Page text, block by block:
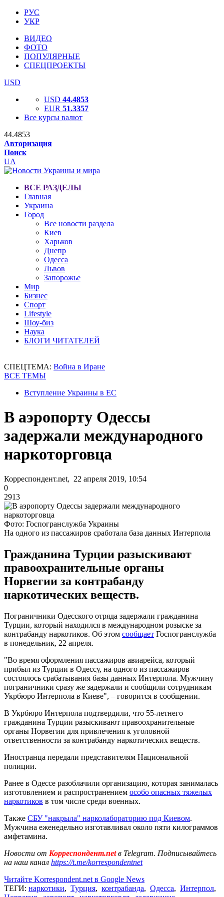
РУС
УКР
ВИДЕО
ФОТО
ПОПУЛЯРНЫЕ
СПЕЦПРОЕКТЫ
USD
USD 44.4853
EUR 51.3357
Все курсы валют
44.4853
Авторизация
Поиск
UA
ВСЕ РАЗДЕЛЫ
Главная
Украина
Город
Все новости раздела
Киев
Харьков
Днепр
Одесса
Львов
Запорожье
Мир
Бизнес
Спорт
Lifestyle
Шоу-биз
Наука
БЛОГИ ЧИТАТЕЛЕЙ
СПЕЦТЕМА: Война в Иране
ВСЕ ТЕМЫ
Вступление Украины в ЕС
В аэропорту Одессы
задержали международного
наркоторговца
Корреспондент.net, 22 апреля 2019, 10:54
0
2913
Фото: Госпогранслужба Украины
На одного из пассажиров сработала база данных Интерпола
Гражданина Турции разыскивают
правоохранительные органы
Норвегии за контрабанду
наркотических веществ.
Пограничники Одесского отряда задержали гражданина
Турции, который находился в международном розыске за
контрабанду наркотиков. Об этом сообщает Госпогранслужба
в понедельник, 22 апреля.
"Во время оформления пассажиров авиарейса, который
прибыл из Турции в Одессу, на одного из пассажиров
состоялось срабатывания базы данных Интерпола. Мужчину
пограничники сразу же задержали и сообщили сотрудникам
Укрбюро Интерпола в Киеве", – говорится в сообщении.
В Укрбюро Интерпола подтвердили, что 55-летнего
гражданина Турции разыскивают правоохранительные
органы Норвегии для привлечения к уголовной
ответственности за контрабанду наркотических веществ.
Иностранца передали представителям Национальной
полиции.
Ранее в Одессе разоблачили организацию, которая занималась
изготовлением и распространением особо опасных тяжелых
наркотиков в том числе среди военных.
Также СБУ "накрыла" нарколабораторию под Киевом.
Мужчина еженедельно изготавливал около пяти килограммов
амфетамина.
Новости от Корреспондент.netв Telegram. Подписывайтесь
на наш канал https://t.me/korrespondentnet
Читайте Korrespondent.net в Google News
ТЕГИ: наркотики, Турция, контрабанда, Одесса, Интерпол,